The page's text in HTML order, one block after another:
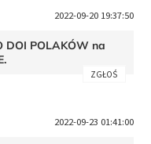
2022-09-20 19:37:50
DOI POLAKÓW na
ZGŁOŚ
2022-09-23 01:41:00